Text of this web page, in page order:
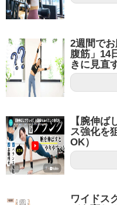
2週間で
腹筋」14
きに見直
【腕伸ば
ス強化を
OK）
ワイドス